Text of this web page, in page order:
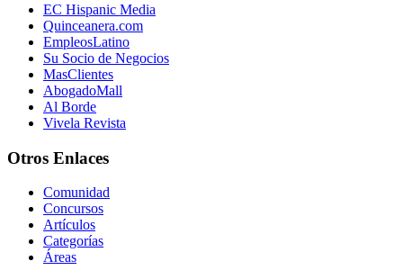
EC Hispanic Media
Quinceanera.com
EmpleosLatino
Su Socio de Negocios
MasClientes
AbogadoMall
Al Borde
Vivela Revista
Otros Enlaces
Comunidad
Concursos
Artículos
Categorías
Áreas